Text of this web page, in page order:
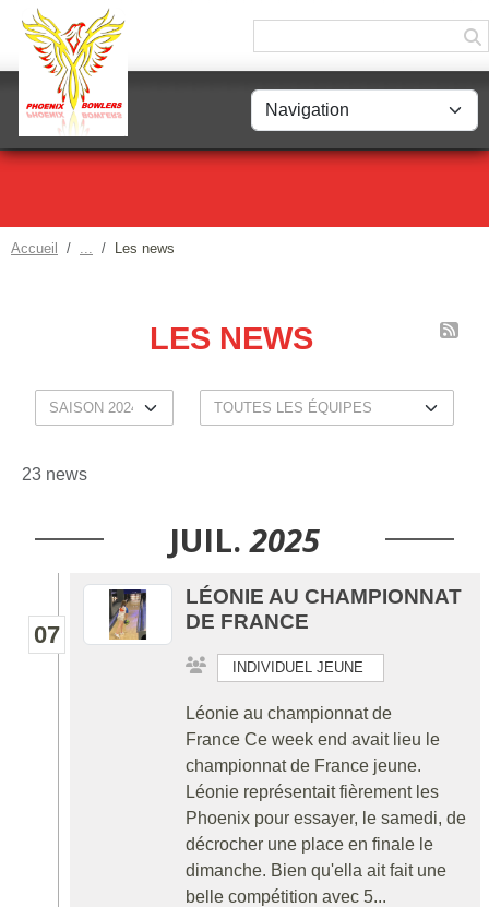
Accueil Les news
LES NEWS
23 news
JUIL. 2025
07
LÉONIE AU CHAMPIONNAT
DE FRANCE
INDIVIDUEL JEUNE
Léonie au championnat de
France Ce week end avait lieu le
championnat de France jeune.
Léonie représentait fièrement les
Phoenix pour essayer, le samedi, de
décrocher une place en finale le
dimanche. Bien qu'ella ait fait une
belle compétition avec 5...
Panneau de gestion des cookies